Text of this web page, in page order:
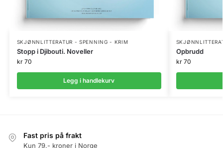
SKJØNNLITTERATUR - SPENNING - KRIM
Stopp i Djibouti. Noveller
kr70
Legg i handlekurv
Opbrudd
kr70
Fast pris på frakt
Kun 79,- kroner i Norge